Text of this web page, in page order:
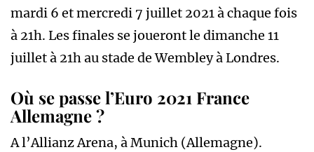
mardi 6 et mercredi 7 juillet 2021 à chaque fois
à 21h. Les finales se joueront le dimanche 11
juillet à 21h au stade de Wembley à Londres.
Où se passe l’Euro 2021 France
Allemagne ?
A l’Allianz Arena, à Munich (Allemagne).